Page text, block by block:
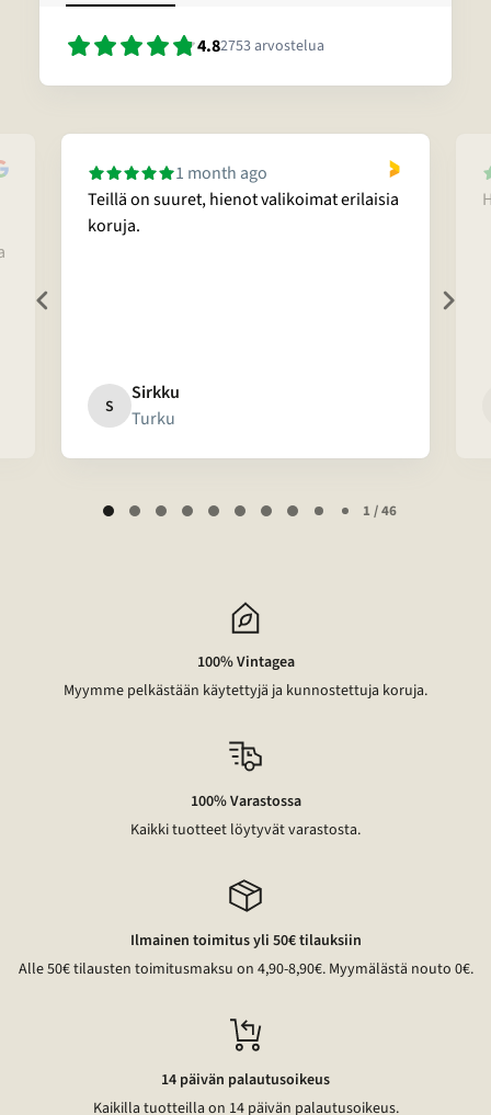
4.82753arvostelua
1 month ago
Teillä on suuret, hienot valikoimat erilaisia
koruja.
S
Sirkku
Turku
1 / 46
100% Vintagea
Myymme pelkästään käytettyjä ja kunnostettuja koruja.
100% Varastossa
Kaikki tuotteet löytyvät varastosta.
Ilmainen toimitus yli 50€ tilauksiin
Alle 50€ tilausten toimitusmaksu on 4,90-8,90€. Myymälästä nouto 0€.
14 päivän palautusoikeus
Kaikilla tuotteilla on 14 päivän palautusoikeus.